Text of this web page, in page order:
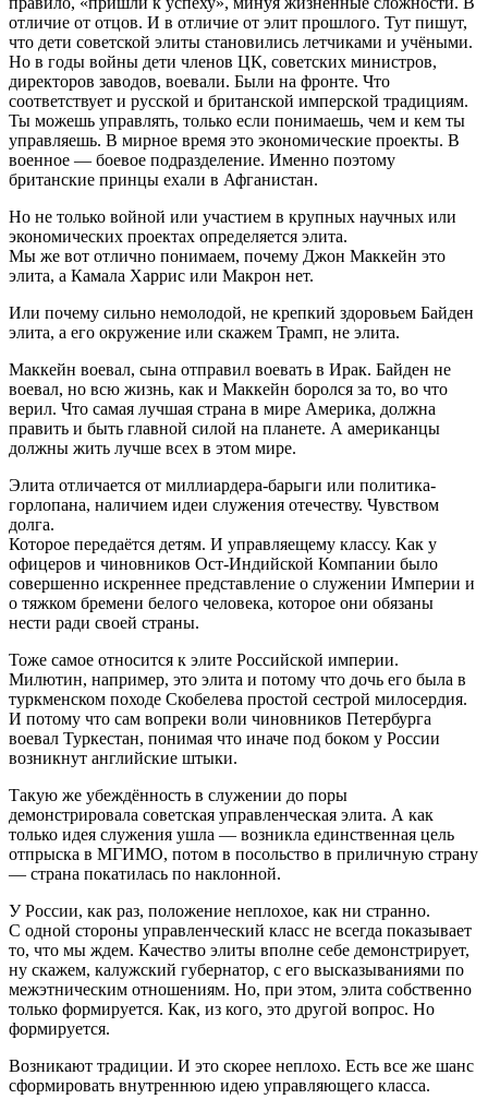
отличие от отцов. И в отличие от элит прошлого. Тут пишут,
что дети советской элиты становились летчиками и учёными.
Но в годы войны дети членов ЦК, советских министров,
директоров заводов, воевали. Были на фронте. Что
соответствует и русской и британской имперской традициям.
Ты можешь управлять, только если понимаешь, чем и кем ты
управляешь. В мирное время это экономические проекты. В
военное — боевое подразделение. Именно поэтому
британские принцы ехали в Афганистан.
Но не только войной или участием в крупных научных или
экономических проектах определяется элита.
Мы же вот отлично понимаем, почему Джон Маккейн это
элита, а Камала Харрис или Макрон нет.
Или почему сильно немолодой, не крепкий здоровьем Байден
элита, а его окружение или скажем Трамп, не элита.
Маккейн воевал, сына отправил воевать в Ирак. Байден не
воевал, но всю жизнь, как и Маккейн боролся за то, во что
верил. Что самая лучшая страна в мире Америка, должна
править и быть главной силой на планете. А американцы
должны жить лучше всех в этом мире.
Элита отличается от миллиардера-барыги или политика-
горлопана, наличием идеи служения отечеству. Чувством
долга.
Которое передаётся детям. И управляещему классу. Как у
офицеров и чиновников Ост-Индийской Компании было
совершенно искреннее представление о служении Империи и
о тяжком бремени белого человека, которое они обязаны
нести ради своей страны.
Тоже самое относится к элите Российской империи.
Милютин, например, это элита и потому что дочь его была в
туркменском походе Скобелева простой сестрой милосердия.
И потому что сам вопреки воли чиновников Петербурга
воевал Туркестан, понимая что иначе под боком у России
возникнут английские штыки.
Такую же убеждённость в служении до поры
демонстрировала советская управленческая элита. А как
только идея служения ушла — возникла единственная цель
отпрыска в МГИМО, потом в посольство в приличную страну
— страна покатилась по наклонной.
У России, как раз, положение неплохое, как ни странно.
С одной стороны управленческий класс не всегда показывает
то, что мы ждем. Качество элиты вполне себе демонстрирует,
ну скажем, калужский губернатор, с его высказываниями по
межэтническим отношениям. Но, при этом, элита собственно
только формируется. Как, из кого, это другой вопрос. Но
формируется.
Возникают традиции. И это скорее неплохо. Есть все же шанс
сформировать внутреннюю идею управляющего класса.